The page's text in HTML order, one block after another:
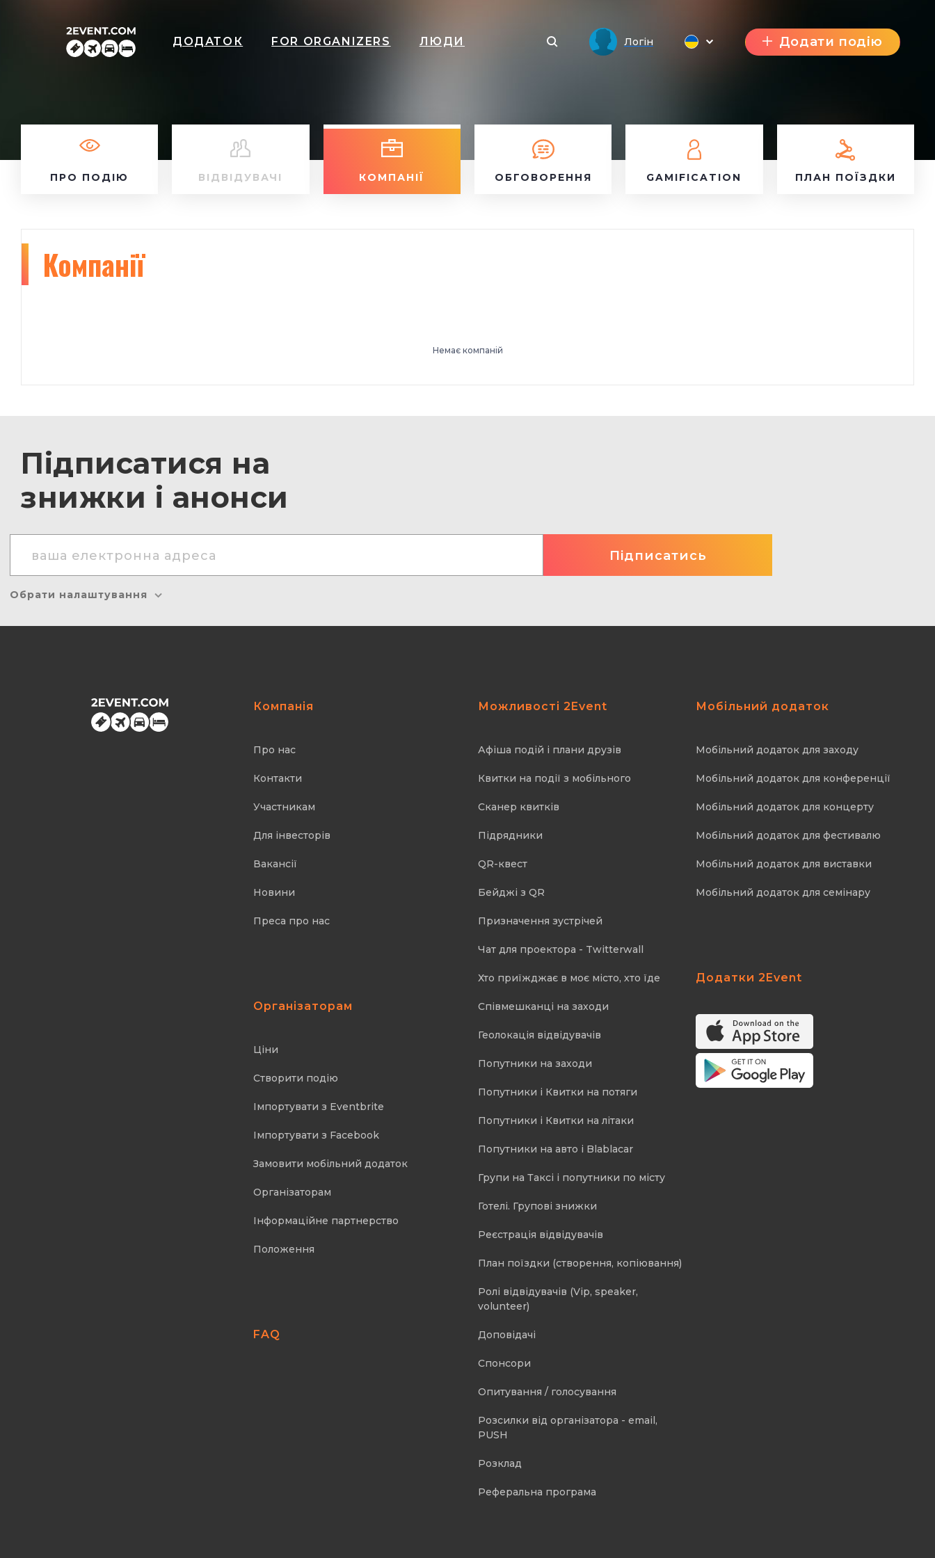
ДОДАТОК FOR ORGANIZERS ЛЮДИ Логін Додати подію
ПРО ПОДІЮ ВІДВІДУВАЧІ КОМПАНІЇ ОБГОВОРЕННЯ GAMIFICATION ПЛАН ПОЇЗДКИ
Компанії
Немає компаній
Підписатися на
знижки і анонси
Обрати налаштування
Компанія
Про нас
Контакти
Участникам
Для інвесторів
Вакансії
Новини
Преса про нас
Організаторам
Ціни
Створити подію
Імпортувати з Eventbrite
Імпортувати з Facebook
Замовити мобільний додаток
Організаторам
Інформаційне партнерство
Положення
FAQ
Можливості 2Event
Афіша подій і плани друзів
Квитки на події з мобільного
Cканер квитків
Підрядники
QR-квест
Бейджі з QR
Призначення зустрічей
Чат для проектора - Twitterwall
Хто приїжджає в моє місто, хто їде
Співмешканці на заходи
Геолокація відвідувачів
Попутники на заходи
Попутники і Квитки на потяги
Попутники і Квитки на літаки
Попутники на авто і Blablacar
Групи на Таксі і попутники по місту
Готелі. Групові знижки
Реєстрація відвідувачів
План поїздки (створення, копіювання)
Ролі відвідувачів (Vip, speaker,
volunteer)
Доповідачі
Спонсори
Опитування / голосування
Розсилки від організатора - email,
PUSH
Розклад
Реферальна програма
Мобільний додаток
Мобільний додаток для заходу
Мобільний додаток для конференції
Мобільний додаток для концерту
Мобільний додаток для фестивалю
Мобільний додаток для виставки
Мобільний додаток для семінару
Додатки 2Event